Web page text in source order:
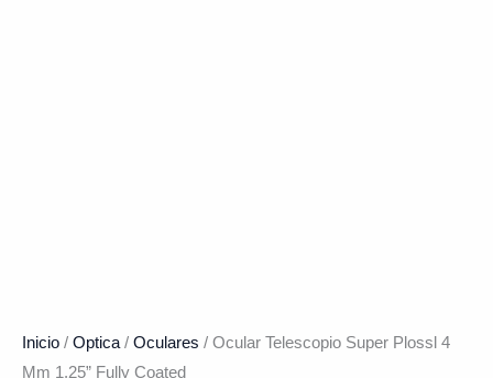
Inicio / Optica/ Oculares / Ocular Telescopio Super Plossl 4
Mm 1.25” Fully Coated